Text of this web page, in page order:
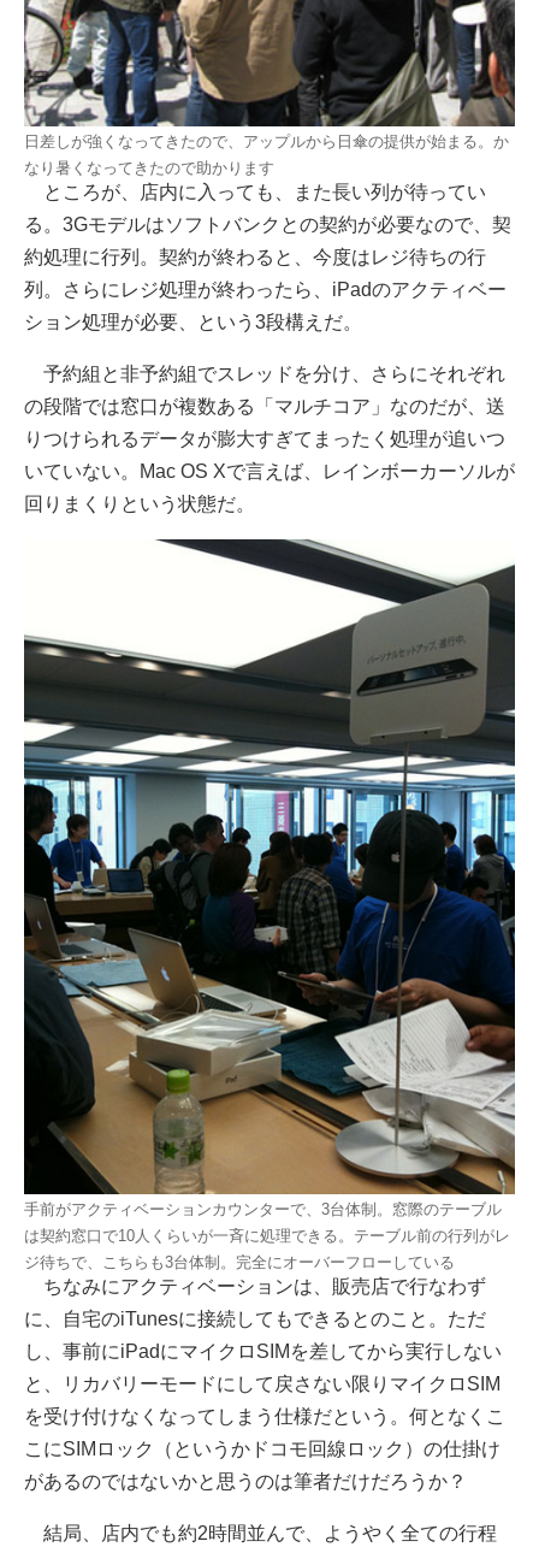
日差しが強くなってきたので、アップルから日傘の提供が始まる。か
なり暑くなってきたので助かります
ところが、店内に入っても、また長い列が待ってい
る。3Gモデルはソフトバンクとの契約が必要なので、契
約処理に行列。契約が終わると、今度はレジ待ちの行
列。さらにレジ処理が終わったら、iPadのアクティベー
ション処理が必要、という3段構えだ。
予約組と非予約組でスレッドを分け、さらにそれぞれ
の段階では窓口が複数ある「マルチコア」なのだが、送
りつけられるデータが膨大すぎてまったく処理が追いつ
いていない。Mac OS Xで言えば、レインボーカーソルが
回りまくりという状態だ。
手前がアクティベーションカウンターで、3台体制。窓際のテーブル
は契約窓口で10人くらいが一斉に処理できる。テーブル前の行列がレ
ジ待ちで、こちらも3台体制。完全にオーバーフローしている
ちなみにアクティベーションは、販売店で行なわず
に、自宅のiTunesに接続してもできるとのこと。ただ
し、事前にiPadにマイクロSIMを差してから実行しない
と、リカバリーモードにして戻さない限りマイクロSIM
を受け付けなくなってしまう仕様だという。何となくこ
こにSIMロック（というかドコモ回線ロック）の仕掛け
があるのではないかと思うのは筆者だけだろうか？
結局、店内でも約2時間並んで、ようやく全ての行程